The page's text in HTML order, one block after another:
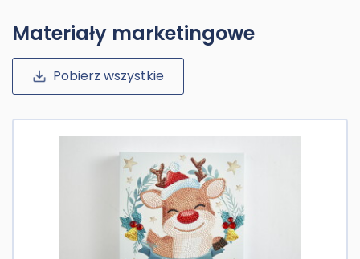
Materiały marketingowe
Pobierz wszystkie